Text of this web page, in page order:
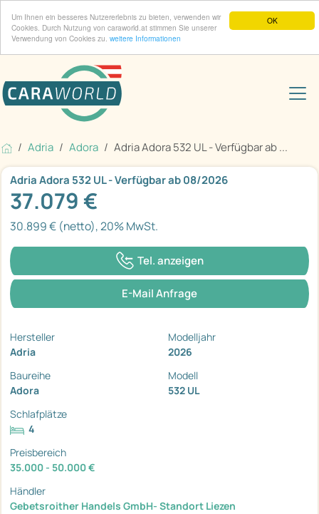
OK
Um Ihnen ein besseres Nutzererlebnis zu bieten, verwenden wir
Cookies. Durch Nutzung von caraworld.at stimmen Sie unserer
Verwendung von Cookies zu. weitere Informationen
Adria Adora Adria Adora 532 UL - Verfügbar ab ...
Adria Adora 532 UL - Verfügbar ab 08/2026
37.079 €
30.899 € (netto), 20% MwSt.
Tel. anzeigen
E-Mail Anfrage
Hersteller
Adria
Modelljahr
2026
Baureihe
Adora
Modell
532 UL
Schlafplätze
4
Preisbereich
35.000 - 50.000 €
Händler
Gebetsroither Handels GmbH- Standort Liezen